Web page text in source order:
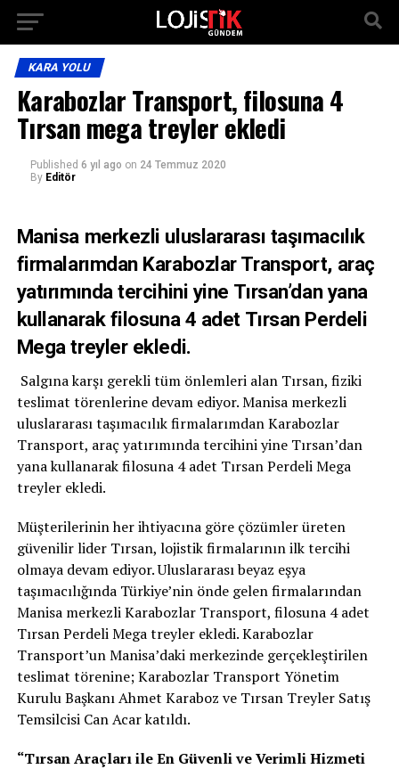
KARA YOLU
Karabozlar Transport, filosuna 4
Tırsan mega treyler ekledi
Published 6 yıl ago on 24 Temmuz 2020
By Editör
Manisa merkezli uluslararası taşımacılık
firmalarımdan Karabozlar Transport, araç
yatırımında tercihini yine Tırsan’dan yana
kullanarak filosuna 4 adet Tırsan Perdeli
Mega treyler ekledi.
Salgına karşı gerekli tüm önlemleri alan Tırsan, fiziki
teslimat törenlerine devam ediyor. Manisa merkezli
uluslararası taşımacılık firmalarımdan Karabozlar
Transport, araç yatırımında tercihini yine Tırsan’dan
yana kullanarak filosuna 4 adet Tırsan Perdeli Mega
treyler ekledi.
Müşterilerinin her ihtiyacına göre çözümler üreten
güvenilir lider Tırsan, lojistik firmalarının ilk tercihi
olmaya devam ediyor. Uluslararası beyaz eşya
taşımacılığında Türkiye’nin önde gelen firmalarından
Manisa merkezli Karabozlar Transport, filosuna 4 adet
Tırsan Perdeli Mega treyler ekledi. Karabozlar
Transport’un Manisa’daki merkezinde gerçekleştirilen
teslimat törenine; Karabozlar Transport Yönetim
Kurulu Başkanı Ahmet Karaboz ve Tırsan Treyler Satış
Temsilcisi Can Acar katıldı.
“Tırsan Araçları ile En Güvenli ve Verimli Hizmeti